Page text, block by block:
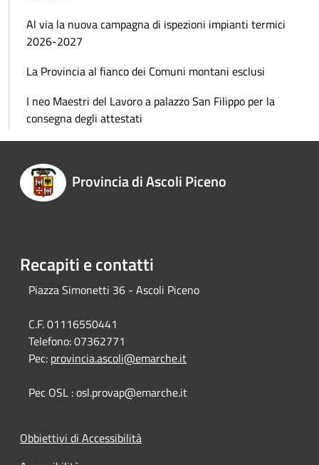
Al via la nuova campagna di ispezioni impianti termici
2026-2027
La Provincia al fianco dei Comuni montani esclusi
I neo Maestri del Lavoro a palazzo San Filippo per la
consegna degli attestati
Provincia di Ascoli Piceno
Recapiti e contatti
Piazza Simonetti 36 - Ascoli Piceno
C.F. 01116550441
Telefono:07362771
Pec: provincia.ascoli@emarche.it
Pec OSL : osl.provap@emarche.it
Obbiettivi di Accessibilità